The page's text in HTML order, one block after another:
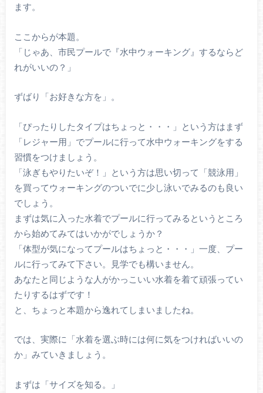
ます。
ここからが本題。
「じゃあ、市民プールで『水中ウォーキング』するならど
れがいいの？」
ずばり「お好きな方を」。
「ぴったりしたタイプはちょっと・・・」という方はまず
「レジャー用」でプールに行って水中ウォーキングをする
習慣をつけましょう。
「泳ぎもやりたいぞ！」という方は思い切って「競泳用」
を買ってウォーキングのついでに少し泳いでみるのも良い
でしょう。
まずは気に入った水着でプールに行ってみるというところ
から始めてみてはいかがでしょうか？
「体型が気になってプールはちょっと・・・」一度、プー
ルに行ってみて下さい。見学でも構いません。
あなたと同じような人がかっこいい水着を着て頑張ってい
たりするはずです！
と、ちょっと本題から逸れてしまいましたね。
では、実際に「水着を選ぶ時には何に気をつければいいの
か」みていきましょう。
まずは「サイズを知る。」